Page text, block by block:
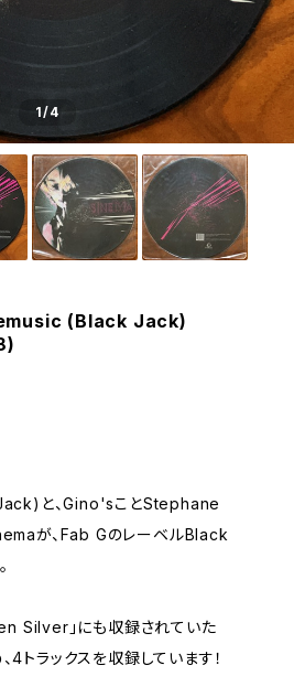
1/4
(Black Jack)
と、Gino'sことStephane
が、Fab GのレーベルBlack
Silver」にも収録されていた
ラックスを収録しています！